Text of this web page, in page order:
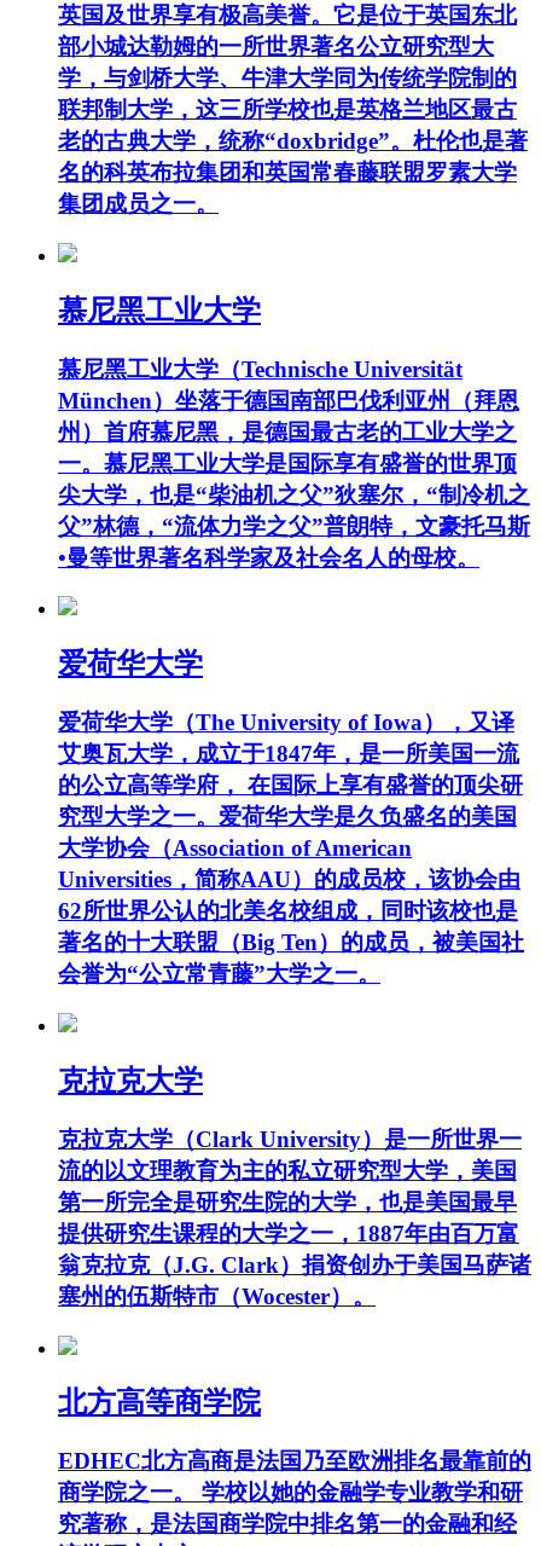
英国及世界享有极高美誉。它是位于英国东北
部小城达勒姆的一所世界著名公立研究型大
学，与剑桥大学、牛津大学同为传统学院制的
联邦制大学，这三所学校也是英格兰地区最古
老的古典大学，统称“doxbridge”。杜伦也是著
名的科英布拉集团和英国常春藤联盟罗素大学
集团成员之一。
慕尼黑工业大学
慕尼黑工业大学（Technische Universität
München）坐落于德国南部巴伐利亚州（拜恩
州）首府慕尼黑，是德国最古老的工业大学之
一。慕尼黑工业大学是国际享有盛誉的世界顶
尖大学，也是“柴油机之父”狄塞尔，“制冷机之
父”林德，“流体力学之父”普朗特，文豪托马斯
•曼等世界著名科学家及社会名人的母校。
爱荷华大学
爱荷华大学（The University of Iowa），又译
艾奥瓦大学，成立于1847年，是一所美国一流
的公立高等学府， 在国际上享有盛誉的顶尖研
究型大学之一。爱荷华大学是久负盛名的美国
大学协会（Association of American
Universities，简称AAU）的成员校，该协会由
62所世界公认的北美名校组成，同时该校也是
著名的十大联盟（Big Ten）的成员，被美国社
会誉为“公立常青藤”大学之一。
克拉克大学
克拉克大学（Clark University）是一所世界一
流的以文理教育为主的私立研究型大学，美国
第一所完全是研究生院的大学，也是美国最早
提供研究生课程的大学之一，1887年由百万富
翁克拉克（J.G. Clark）捐资创办于美国马萨诸
塞州的伍斯特市（Wocester）。
北方高等商学院
EDHEC北方高商是法国乃至欧洲排名最靠前的
商学院之一。 学校以她的金融学专业教学和研
究著称，是法国商学院中排名第一的金融和经